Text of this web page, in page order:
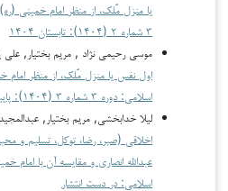
یا منزل مُلک، از منظر امام خمینی (ره)
۳ شماره ۲ (۱۴۰۴): تابستان ۱۴۰۴
موسی رحیمی نژاد , مریم بختیار, علی
اول نفس یا منزل مُلک، از منظر امام
اسلامی: دوره ۳ شماره ۳ (۱۴۰۴): پاییز ۱۴۰۴
لیلا خدابخشی, مریم بختیار,
اخلاقی (صبر، رضا، توکل، تسلیم و
عبدالله انصاری و مقایسه آن با امام
اسلامی: در دست انتشار